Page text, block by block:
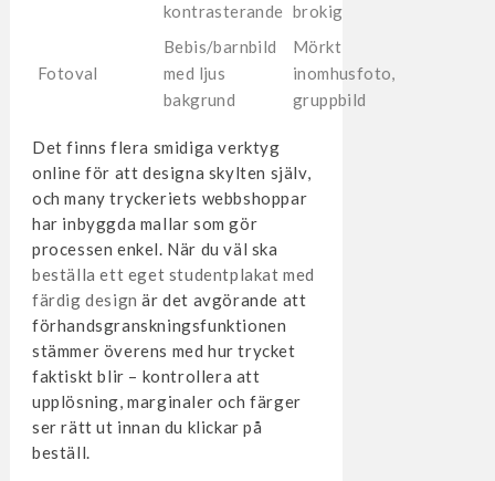
kontrasterande brokig
Fotoval
Bebis/barnbild
med ljus
bakgrund
Mörkt
inomhusfoto,
gruppbild
Det finns flera smidiga verktyg
online för att designa skylten själv,
och many tryckeriets webbshoppar
har inbyggda mallar som gör
processen enkel. När du väl ska
beställa ett eget studentplakat med
färdig design är det avgörande att
förhandsgranskningsfunktionen
stämmer överens med hur trycket
faktiskt blir – kontrollera att
upplösning, marginaler och färger
ser rätt ut innan du klickar på
beställ.